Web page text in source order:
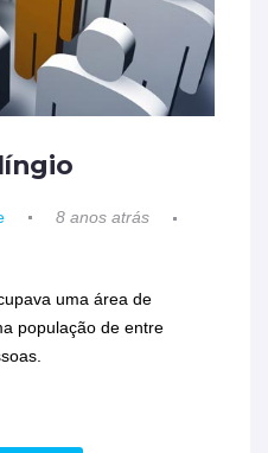
8 anos atrás
uma área de
população de entre